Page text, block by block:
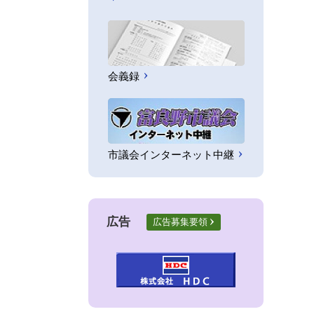
会義録
市議会インターネット中継
広告 広告募集要領